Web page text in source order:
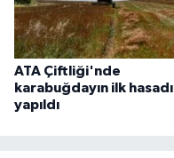
ATA Çiftliği'nde
karabuğdayın ilk hasadı
yapıldı